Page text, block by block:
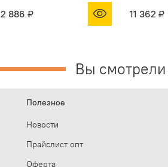
2 886 ₽
11 362 ₽
Вы смотрели
Полезное
Новости
Прайслист опт
Оферта